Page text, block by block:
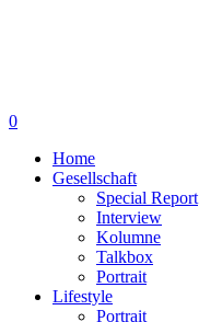
0
Home
Gesellschaft
Special Report
Interview
Kolumne
Talkbox
Portrait
Lifestyle
Portrait